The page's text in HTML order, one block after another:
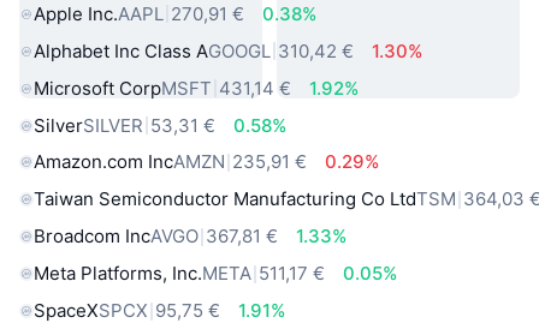
Apple Inc.AAPL 270,91 €
0.38%
Alphabet Inc Class AGOOGL 310,42 €
1.30%
Microsoft CorpMSFT 431,14 €
1.92%
SilverSILVER 53,31 €
0.58%
Amazon.com IncAMZN 235,91 €
0.29%
Taiwan Semiconductor Manufacturing Co LtdTSM 364,03
Broadcom IncAVGO 367,81 €
1.33%
Meta Platforms, Inc.META 511,17 €
0.05%
SpaceXSPCX 95,75 €
1.91%